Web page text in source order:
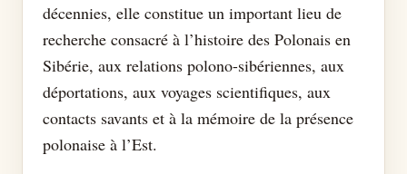
décennies, elle constitue un important lieu de
recherche consacré à l’histoire des Polonais en
Sibérie, aux relations polono-sibériennes, aux
déportations, aux voyages scientifiques, aux
contacts savants et à la mémoire de la présence
polonaise à l’Est.